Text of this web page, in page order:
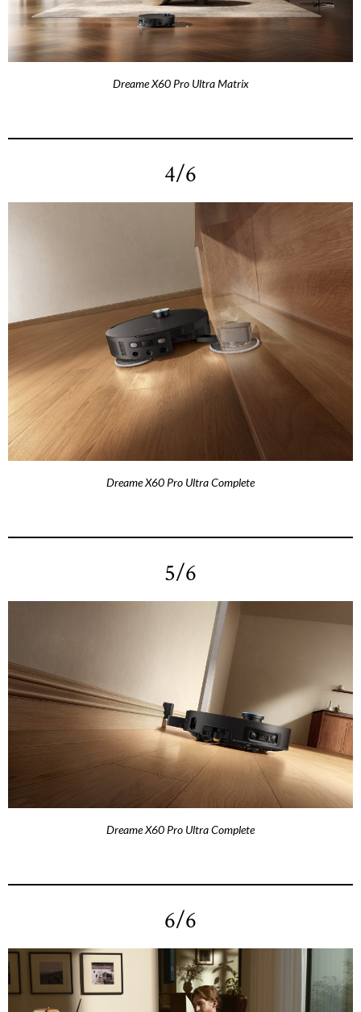
Dreame X60 Pro Ultra Matrix
4/6
Dreame X60 Pro Ultra Complete
5/6
Dreame X60 Pro Ultra Complete
6/6